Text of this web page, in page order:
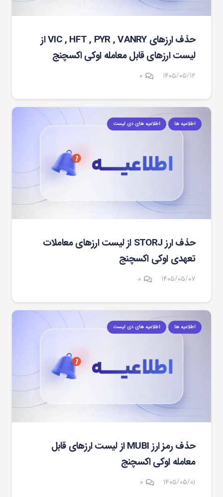
حذف ارزهای VIC , HFT , PYR , VANRY از
لیست ارزهای قابل معامله اوکی اکسچنج
۱۴۰۵/۰۵/۱۲ ۰
اطلاعیه ها اطلاعیه های دی لیست
حذف ارز STORJ از لیست ارزهای معاملات
تعهدی اوکی اکسچنج
۱۴۰۵/۰۵/۰۷ ۰
اطلاعیه ها اطلاعیه های دی لیست
حذف رمز ارز MUBI از لیست ارزهای قابل
معامله اوکی اکسچنج
۱۴۰۵/۰۵/۰۱ ۰